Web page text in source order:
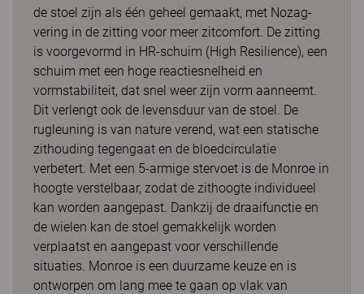
de stoel zijn als één geheel gemaakt, met Nozag-
vering in de zitting voor meer zitcomfort. De zitting
is voorgevormd in HR-schuim (High Resilience), een
schuim met een hoge reactiesnelheid en
vormstabiliteit, dat snel weer zijn vorm aanneemt.
Dit verlengt ook de levensduur van de stoel. De
rugleuning is van nature verend, wat een statische
zithouding tegengaat en de bloedcirculatie
verbetert. Met een 5-armige stervoet is de Monroe in
hoogte verstelbaar, zodat de zithoogte individueel
kan worden aangepast. Dankzij de draaifunctie en
de wielen kan de stoel gemakkelijk worden
verplaatst en aangepast voor verschillende
situaties. Monroe is een duurzame keuze en is
ontworpen om lang mee te gaan op vlak van